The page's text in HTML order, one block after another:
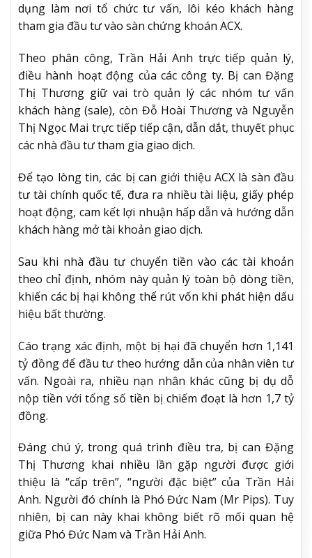
dụng làm nơi tổ chức tư vấn, lôi kéo khách hàng
tham gia đầu tư vào sàn chứng khoán ACX.
Theo phân công, Trần Hải Anh trực tiếp quản lý,
điều hành hoạt động của các công ty. Bị can Đặng
Thị Thương giữ vai trò quản lý các nhóm tư vấn
khách hàng (sale), còn Đỗ Hoài Thương và Nguyễn
Thị Ngọc Mai trực tiếp tiếp cận, dẫn dắt, thuyết phục
các nhà đầu tư tham gia giao dịch.
Để tạo lòng tin, các bị can giới thiệu ACX là sàn đầu
tư tài chính quốc tế, đưa ra nhiều tài liệu, giấy phép
hoạt động, cam kết lợi nhuận hấp dẫn và hướng dẫn
khách hàng mở tài khoản giao dịch.
Sau khi nhà đầu tư chuyển tiền vào các tài khoản
theo chỉ định, nhóm này quản lý toàn bộ dòng tiền,
khiến các bị hại không thể rút vốn khi phát hiện dấu
hiệu bất thường.
Cáo trạng xác định, một bị hại đã chuyển hơn 1,141
tỷ đồng để đầu tư theo hướng dẫn của nhân viên tư
vấn. Ngoài ra, nhiều nạn nhân khác cũng bị dụ dỗ
nộp tiền với tổng số tiền bị chiếm đoạt là hơn 1,7 tỷ
đồng.
Đáng chú ý, trong quá trình điều tra, bị can Đặng
Thị Thương khai nhiều lần gặp người được giới
thiệu là “cấp trên”, “người đặc biệt” của Trần Hải
Anh. Người đó chính là Phó Đức Nam (Mr Pips). Tuy
nhiên, bị can này khai không biết rõ mối quan hệ
giữa Phó Đức Nam và Trần Hải Anh.